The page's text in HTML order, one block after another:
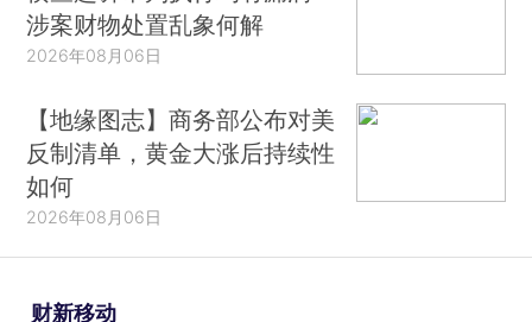
涉案财物处置乱象何解
2026年08月06日
【地缘图志】商务部公布对美
反制清单，黄金大涨后持续性
如何
2026年08月06日
财新移动